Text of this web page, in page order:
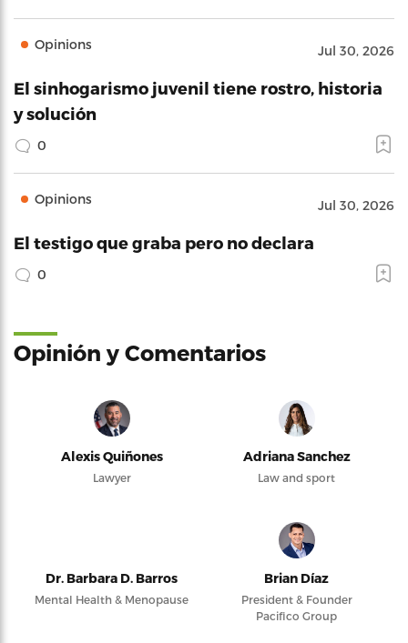
Opinions Jul 30, 2026
El sinhogarismo juvenil tiene rostro, historia
y solución
0
Opinions Jul 30, 2026
El testigo que graba pero no declara
0
Opinión y Comentarios
Alexis Quiñones
Lawyer
Adriana Sanchez
Law and sport
Dr. Barbara D. Barros
Mental Health & Menopause
Brian Díaz
President & Founder
Pacifico Group